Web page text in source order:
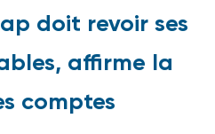
doit revoir ses
affirme la
comptes